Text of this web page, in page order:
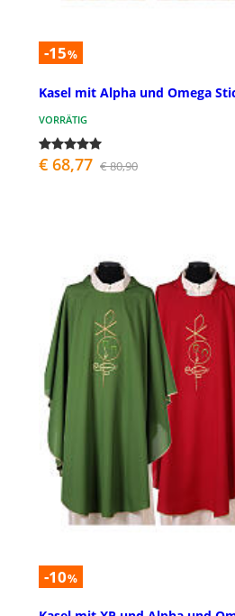
-15%
Kasel mit Alpha und Omega
VORRÄTIG
€ 68,77 € 80,90
-10%